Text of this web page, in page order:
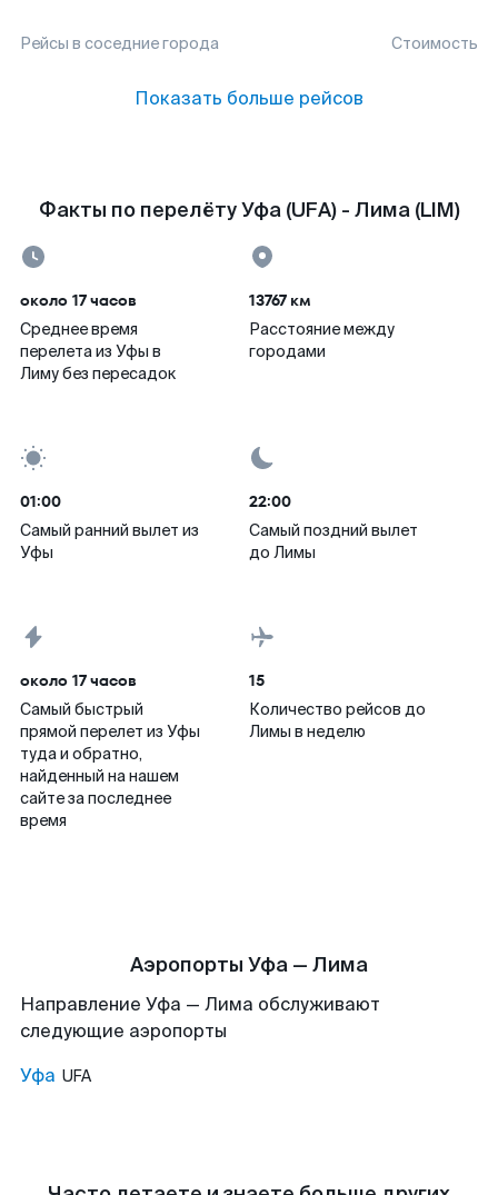
Рейсы в соседние города Стоимость
Показать больше рейсов
Факты по перелёту Уфа (UFA) - Лима (LIM)
около 17 часов
Среднее время
перелета из Уфы в
Лиму без пересадок
13767 км
Расстояние между
городами
01:00
Самый ранний вылет из
Уфы
22:00
Самый поздний вылет
до Лимы
около 17 часов
Самый быстрый
прямой перелет из Уфы
туда и обратно,
найденный на нашем
сайте за последнее
время
15
Количество рейсов до
Лимы в неделю
Аэропорты Уфа — Лима
Направление Уфа — Лима обслуживают
следующие аэропорты
Уфа UFA